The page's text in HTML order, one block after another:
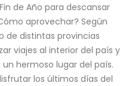
de Año para descansar
aprovechar? Según
de distintas provincias
viajes al interior del país y
hermoso lugar del país.
los últimos días del